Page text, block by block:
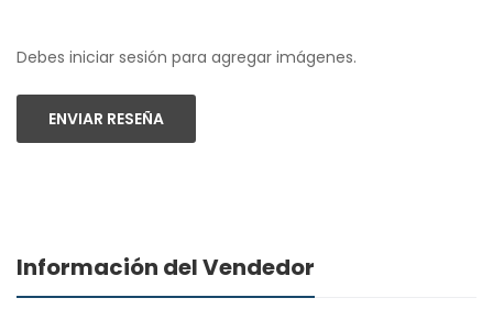
Debes iniciar sesión para agregar imágenes.
ENVIAR RESEÑA
Información del Vendedor